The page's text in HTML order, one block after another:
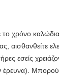
το χρόνο
αισθανθείτε
εσείς
έρευνα).